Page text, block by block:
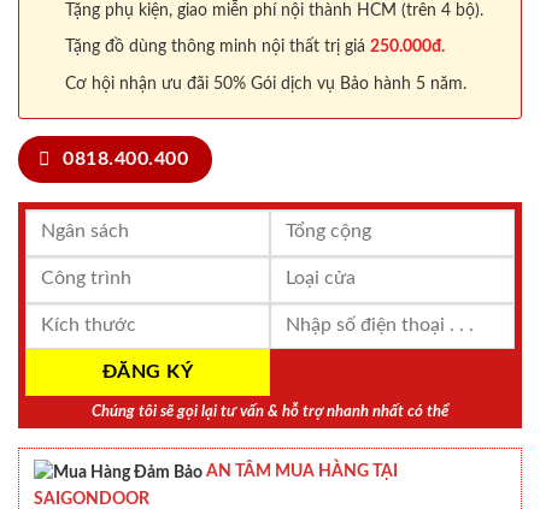
Tặng phụ kiện, giao miễn phí nội thành HCM (trên 4 bộ).
Tặng đồ dùng thông minh nội thất trị giá 250.000đ.
Cơ hội nhận ưu đãi 50% Gói dịch vụ Bảo hành 5 năm.
0818.400.400
Chúng tôi sẽ gọi lại tư vấn & hỗ trợ nhanh nhất có thể
AN TÂM MUA HÀNG TẠI
SAIGONDOOR